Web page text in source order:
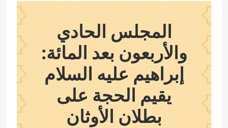
المجلس الحادي
والأربعون بعد المائة:
إبراهيم عليه السلام
يقيم الحجة على
بطلان الأوثان